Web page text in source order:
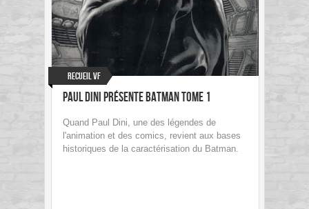
Recueil VF
Paul Dini présente Batman tome 1
Quand Paul Dini, une des légendes de
l'animation et des comics, revient aux bases
historiques de la caractérisation du Batman.